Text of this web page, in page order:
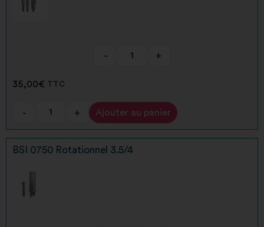
- +
35,00€ TTC
- + Ajouter au panier
Alternative:
BSI 0750 Rotationnel 3.5/4